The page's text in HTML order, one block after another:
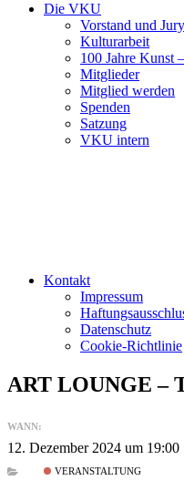
Die VKU
Vorstand und Jury
Kulturarbeit
100 Jahre
Mitglieder
Mitglied werden
Spenden
Satzung
VKU intern
Kontakt
Impressum
Datenschutz
Cookie-Richtlinie
ART LOUNGE –
WANN:
12. Dezember 2024 um 19:00
VERANSTALTUNG